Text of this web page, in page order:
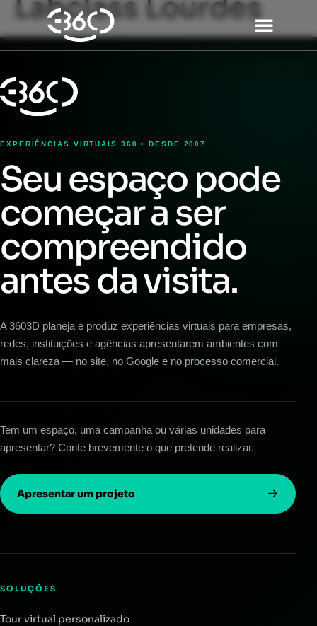
Labclass Lourdes
EXPERIÊNCIAS VIRTUAIS 360 • DESDE 2007
Seu espaço pode
começar a ser
compreendido
antes da visita.
A 3603D planeja e produz experiências virtuais para empresas,
redes, instituições e agências apresentarem ambientes com
mais clareza — no site, no Google e no processo comercial.
Tem um espaço, uma campanha ou várias unidades para
apresentar? Conte brevemente o que pretende realizar.
Apresentar um projeto
SOLUÇÕES
Tour virtual personalizado